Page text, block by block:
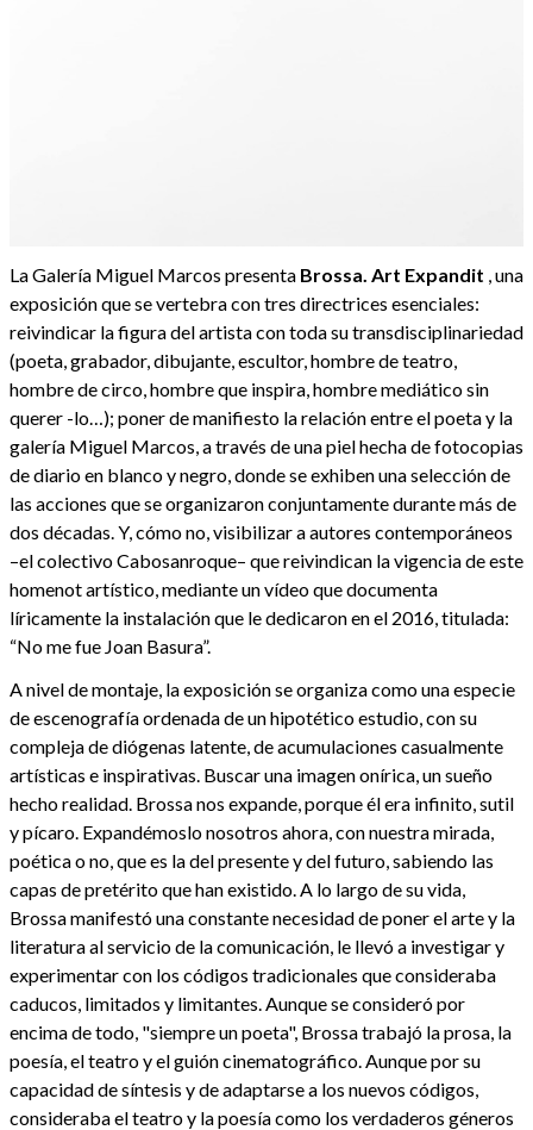
La Galería Miguel Marcos presenta Brossa. Art Expandit , una
exposición que se vertebra con tres directrices esenciales:
reivindicar la figura del artista con toda su transdisciplinariedad
(poeta, grabador, dibujante, escultor, hombre de teatro,
hombre de circo, hombre que inspira, hombre mediático sin
querer -lo…); poner de manifiesto la relación entre el poeta y la
galería Miguel Marcos, a través de una piel hecha de fotocopias
de diario en blanco y negro, donde se exhiben una selección de
las acciones que se organizaron conjuntamente durante más de
dos décadas. Y, cómo no, visibilizar a autores contemporáneos
–el colectivo Cabosanroque– que reivindican la vigencia de este
homenot artístico, mediante un vídeo que documenta
líricamente la instalación que le dedicaron en el 2016, titulada:
“No me fue Joan Basura”.
A nivel de montaje, la exposición se organiza como una especie
de escenografía ordenada de un hipotético estudio, con su
compleja de diógenas latente, de acumulaciones casualmente
artísticas e inspirativas. Buscar una imagen onírica, un sueño
hecho realidad. Brossa nos expande, porque él era infinito, sutil
y pícaro. Expandémoslo nosotros ahora, con nuestra mirada,
poética o no, que es la del presente y del futuro, sabiendo las
capas de pretérito que han existido. A lo largo de su vida,
Brossa manifestó una constante necesidad de poner el arte y la
literatura al servicio de la comunicación, le llevó a investigar y
experimentar con los códigos tradicionales que consideraba
caducos, limitados y limitantes. Aunque se consideró por
encima de todo, "siempre un poeta", Brossa trabajó la prosa, la
poesía, el teatro y el guión cinematográfico. Aunque por su
capacidad de síntesis y de adaptarse a los nuevos códigos,
consideraba el teatro y la poesía como los verdaderos géneros